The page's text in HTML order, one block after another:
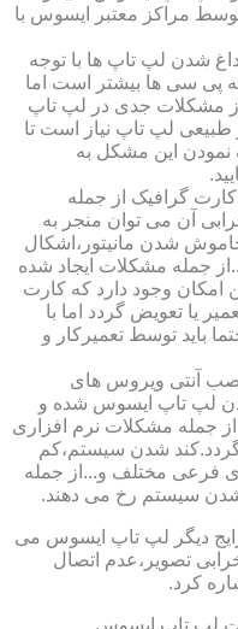
توسط مراکز معتبر ایسوس با
شدن لپ تاپ ها با توجه
پی سی ها بیشتر است اما
مشکلات جدی در لپ تاپ
لپ تاپ نیاز است تا
این مشکل به
گرافیک از جمله
آن می توان منجر به
شدن مانیتور،اشکال
جمله مشکلات ایجاد شده
امکان وجود دارد که کارت
یا تعویض گردد اما با
باید توسط تعمیرکار و
آنتی ویروس های
لپ تاپ ایسوس شده و
جمله مشکلات نرم افزاری
شدن سیستم،کم
فرعی مختلف و...از جمله
سیستم رخ می دهند.
دیگر لپ تاپ ایسوس می
تصویر،عدم اتصال
کرد.
لپ تاپ ایسوس